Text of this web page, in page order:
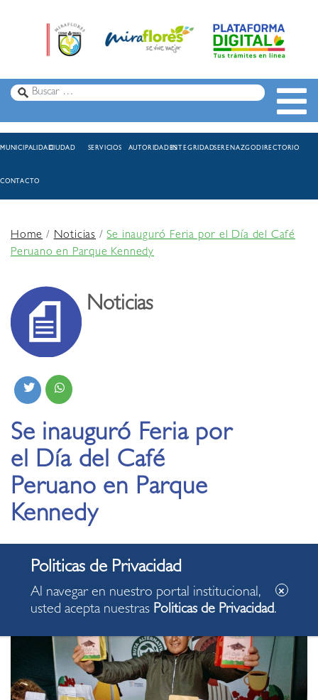
MUNICIPALIDADCIUDAD SERVICIOS AUTORIDADESINTEGRIDADSERENAZGODIRECTORIO
CONTACTO
Home/Noticias /Se inauguró Feria por el Día del Café
Peruano en Parque Kennedy
Noticias
Se inauguró Feria por
el Día del Café
Peruano en Parque
Kennedy
26.08.2022
Al navegar en nuestro portal institucional,
usted acepta nuestras Politicas de Privacidad.